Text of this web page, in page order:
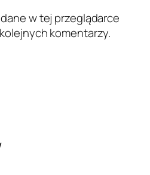
w tej przeglądarce
komentarzy.